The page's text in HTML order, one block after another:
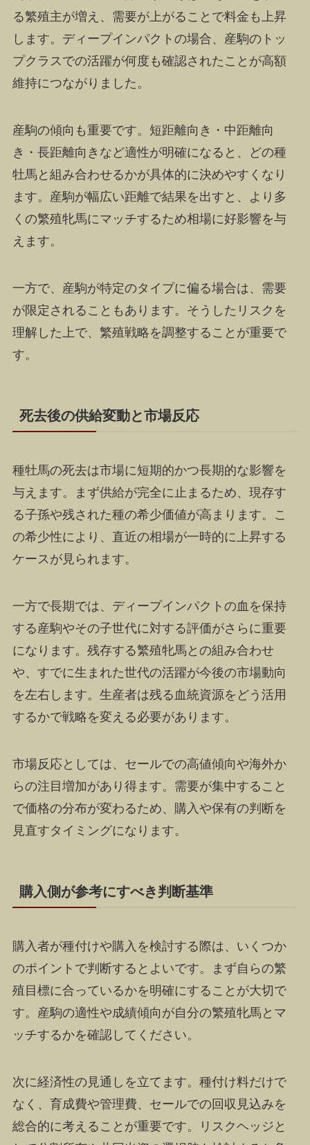
る繁殖主が増え、需要が上がることで料金も上昇
します。ディープインパクトの場合、産駒のトッ
プクラスでの活躍が何度も確認されたことが高額
維持につながりました。
産駒の傾向も重要です。短距離向き・中距離向
き・長距離向きなど適性が明確になると、どの種
牡馬と組み合わせるかが具体的に決めやすくなり
ます。産駒が幅広い距離で結果を出すと、より多
くの繁殖牝馬にマッチするため相場に好影響を与
えます。
一方で、産駒が特定のタイプに偏る場合は、需要
が限定されることもあります。そうしたリスクを
理解した上で、繁殖戦略を調整することが重要で
す。
死去後の供給変動と市場反応
種牡馬の死去は市場に短期的かつ長期的な影響を
与えます。まず供給が完全に止まるため、現存す
る子孫や残された種の希少価値が高まります。こ
の希少性により、直近の相場が一時的に上昇する
ケースが見られます。
一方で長期では、ディープインパクトの血を保持
する産駒やその子世代に対する評価がさらに重要
になります。残存する繁殖牝馬との組み合わせ
や、すでに生まれた世代の活躍が今後の市場動向
を左右します。生産者は残る血統資源をどう活用
するかで戦略を変える必要があります。
市場反応としては、セールでの高値傾向や海外か
らの注目増加があり得ます。需要が集中すること
で価格の分布が変わるため、購入や保有の判断を
見直すタイミングになります。
購入側が参考にすべき判断基準
購入者が種付けや購入を検討する際は、いくつか
のポイントで判断するとよいです。まず自らの繁
殖目標に合っているかを明確にすることが大切で
す。産駒の適性や成績傾向が自分の繁殖牝馬とマ
ッチするかを確認してください。
次に経済性の見通しを立てます。種付け料だけで
なく、育成費や管理費、セールでの回収見込みを
総合的に考えることが重要です。リスクヘッジと